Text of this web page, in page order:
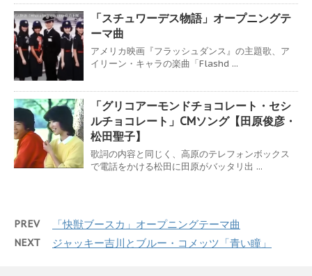
「スチュワーデス物語」オープニングテ
ーマ曲
アメリカ映画『フラッシュダンス』の主題歌、ア
イリーン・キャラの楽曲「Flashd ...
「グリコアーモンドチョコレート・セシ
ルチョコレート」CMソング【田原俊彦・
松田聖子】
歌詞の内容と同じく、高原のテレフォンボックス
で電話をかける松田に田原がバッタリ出 ...
PREV 「快獣ブースカ」オープニングテーマ曲
NEXT ジャッキー吉川とブルー・コメッツ「青い瞳」